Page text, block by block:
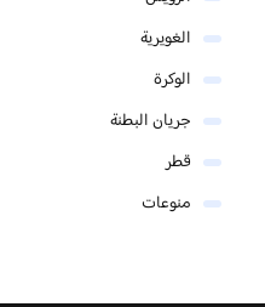
الغويرية
الوكرة
جريان البطنة
قطر
منوعات